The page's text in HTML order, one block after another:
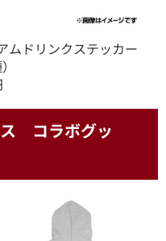
ムドリンクステッカー
コラボグッ